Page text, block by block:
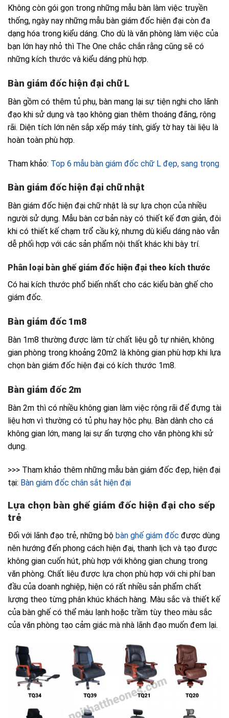
Không còn gói gọn trong những mẫu bàn làm việc truyền
thống, ngày nay những mẫu bàn giám đốc hiện đại còn đa
dạng hóa trong kiểu dáng. Cho dù là văn phòng làm việc của
bạn lớn hay nhỏ thì The One chắc chắn rằng cũng sẽ có
những kích thước và kiểu dáng phù hợp.
Bàn giám đốc hiện đại chữ L
Bàn gồm có thêm tủ phụ, bàn mang lại sự tiện nghi cho lãnh
đạo khi sử dụng và tạo không gian thêm thoáng đãng, rộng
rãi. Diện tích lớn nên sắp xếp máy tính, giấy tờ hay tài liệu là
hoàn toàn phù hợp.
Tham khảo: Top 6 mẫu bàn giám đốc chữ L đẹp, sang trọng
Bàn giám đốc hiện đại chữ nhật
Bàn giám đốc hiện đại chữ nhật là sự lựa chọn của nhiều
người sử dụng. Mẫu bàn cơ bản này có thiết kế đơn giản, đôi
khi có thiết kế chạm trổ cầu kỳ, nhưng dù kiểu dáng nào vẫn
dễ phối hợp với các sản phẩm nội thất khác khi bày trí.
Phân loại bàn ghế giám đốc hiện đại theo kích thước
Có hai kích thước phổ biến nhất cho các kiểu bàn ghế cho
giám đốc.
Bàn giám đốc 1m8
Bàn 1m8 thường được làm từ chất liệu gỗ tự nhiên, không
gian phòng trong khoảng 20m2 là không gian phù hợp khi lựa
chọn bàn giám đốc hiện đại có kích thước 1m8.
Bàn giám đốc 2m
Bàn 2m thì có nhiều không gian làm việc rộng rãi để đựng tài
liệu hơn vì thường có tủ phụ hay hộc phụ. Bàn dành cho cá
không gian lớn, mang lại sự ấn tượng cho văn phòng khi sử
dụng.
>>> Tham khảo thêm những mẫu bàn giám đốc đẹp, hiện đại
tại: Bàn giám đốc chân sắt hiện đại
Lựa chọn bàn ghế giám đốc hiện đại cho sếp
trẻ
Đối với lãnh đạo trẻ, những bộ bàn ghế giám đốc được dùng
nên hướng đến phong cách hiện đại, thanh lịch và tạo được
không gian cuốn hút, phù hợp với không gian chung trong
văn phòng. Chất liệu được lựa chọn phù hợp với chi phí ban
đầu của doanh nghiệp, hiện có rất nhiều sản phẩm chất
lượng theo từng phân khúc khách hàng. Màu sắc và thiết kế
của bàn ghế có thể màu lạnh hoặc trầm tùy theo màu sắc
của văn phòng tạo cảm giác mà nhà lãnh đạo muốn đem lại.